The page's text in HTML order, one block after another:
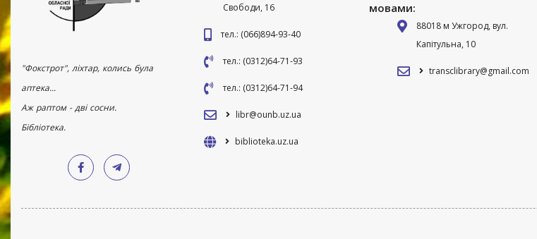
"Фокстрот", ліхтар, колись була
аптека...
Аж раптом - дві сосни.
Бібліотека.
Свободи, 16
тел.: (066)894-93-40
тел.: (0312)64-71-93
тел.: (0312)64-71-94
libr@ounb.uz.ua
biblioteka.uz.ua
мовами:
88018 м Ужгород, вул.
Капітульна, 10
transclibrary@gmail.com